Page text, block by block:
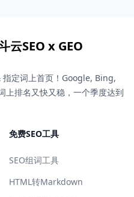
云SEO x GEO
定词上首页！Google, Bing,
上排名又快又稳，一个季度达到
免费SEO工具
SEO组词工具
HTML转Markdown